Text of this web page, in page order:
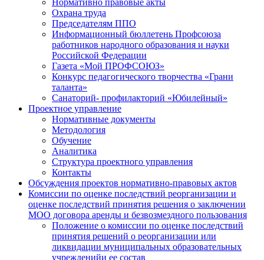
Нормативно правовые акты
Охрана труда
Председателям ППО
Информационный бюллетень Профсоюза
работников народного образования и науки
Российской Федерации
Газета «Мой ПРОФСОЮЗ»
Конкурс педагогического творчества «Грани
таланта»
Санаторий- профилакторий «Юбилейный»
Проектное управление
Нормативные документы
Методология
Обучение
Аналитика
Структура проектного управления
Контакты
Обсуждения проектов нормативно-правовых актов
Комиссии по оценке последствий реорганизации и
оценке последствий принятия решения о заключении
МОО договора аренды и безвозмездного пользования
Положение о комиссии по оценке последствий
принятия решений о реорганизации или
ликвидации муниципальных образовательных
учрежденийи ее состав